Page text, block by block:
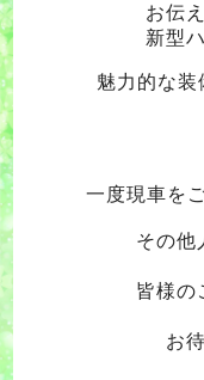
お伝
新型
魅力的な装
一度現車を
その他
皆様の
お